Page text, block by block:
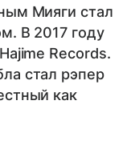
Мияги стал
В 2017 году
Records.
стал рэпер
как